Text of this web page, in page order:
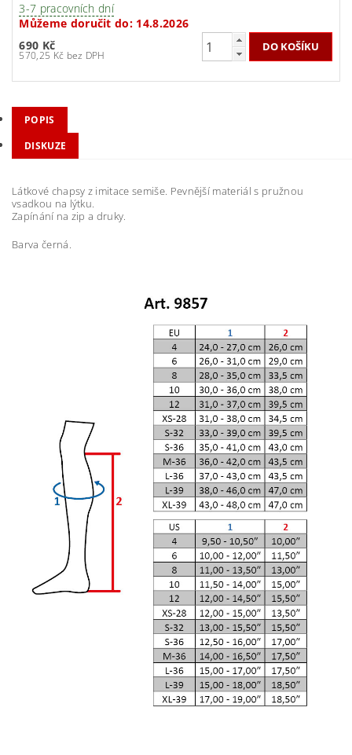
3-7 pracovních dní
Můžeme doručit do: 14.8.2026
690 Kč
570,25 Kč bez DPH
POPIS
DISKUZE
Látkové chapsy z imitace semiše. Pevnější materiál s pružnou
vsadkou na lýtku.
Zapínání na zip a druky.
Barva černá.